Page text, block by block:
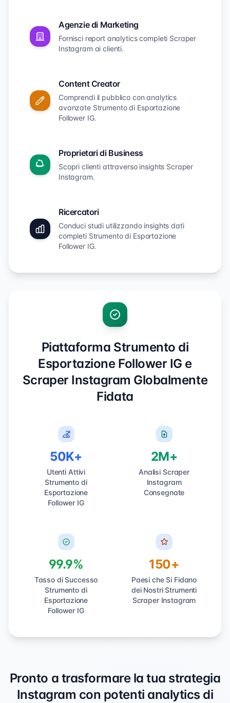
Agenzie di Marketing
Fornisci report analytics completi Scraper
Instagram ai clienti.
Content Creator
Comprendi il pubblico con analytics
avanzate Strumento di Esportazione
Follower IG.
Proprietari di Business
Scopri clienti attraverso insights Scraper
Instagram.
Ricercatori
Conduci studi utilizzando insights dati
completi Strumento di Esportazione
Follower IG.
Piattaforma Strumento di
Esportazione Follower IG e
Scraper Instagram Globalmente
Fidata
50K+
Utenti Attivi
Strumento di
Esportazione
Follower IG
2M+
Analisi Scraper
Instagram
Consegnate
99.9%
Tasso di Successo
Strumento di
Esportazione
Follower IG
150+
Paesi che Si Fidano
dei Nostri Strumenti
Scraper Instagram
Pronto a trasformare la tua strategia
Instagram con potenti analytics di